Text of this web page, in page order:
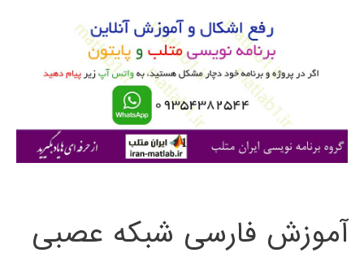
ی
آموزش فارسی شبکه عصبی